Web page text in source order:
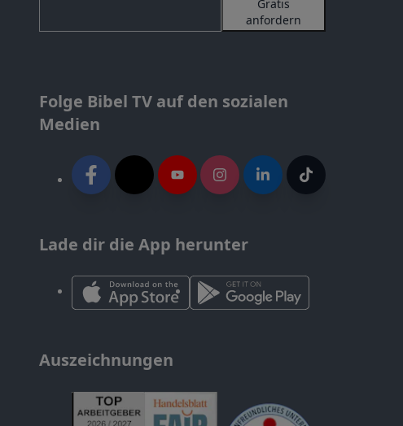
Gratis
anfordern
Folge Bibel TV auf den sozialen
Medien
Lade dir die App herunter
Auszeichnungen